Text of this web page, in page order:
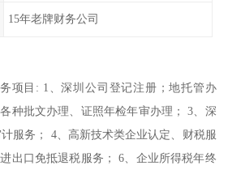
15年老牌财务公司
项目: 1、深圳公司登记注册；地托管办
种批文办理、证照年检年审办理； 3、深
服务； 4、高新技术类企业认定、财税服
出口免抵退税服务； 6、企业所得税年终